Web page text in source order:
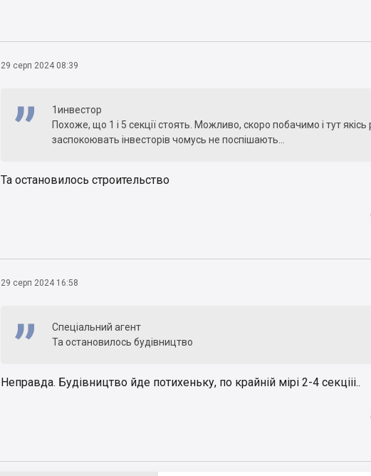
29 серп 2024 08:39
1инвестор
Похоже, що 1 і 5 секції стоять. Можливо, скоро побачимо і тут якісь
заспокоювать інвесторів чомусь не поспішають...
Та остановилось строительство
29 серп 2024 16:58
Спеціальний агент
Та остановилось будівництво
Неправда. Будівництво йде потихеньку, по крайній мірі 2-4 секцііі..